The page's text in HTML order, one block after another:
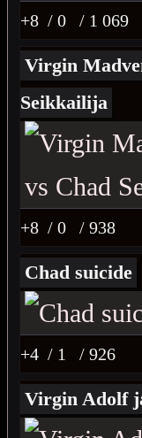
+8 / 0 / 1 069
Virgin
Seikkailija
+8 / 0 / 938
Chad suicide
+4 / 1 / 926
Virgin Adolf